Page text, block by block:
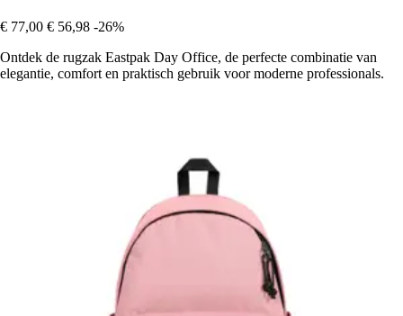
€ 77,00 € 56,98 -26%
Ontdek de rugzak Eastpak Day Office, de perfecte combinatie van
elegantie, comfort en praktisch gebruik voor moderne professionals.